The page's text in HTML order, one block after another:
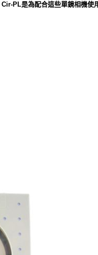
PL是為配合這些單鏡相機使